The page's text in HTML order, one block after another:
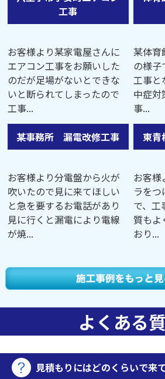
工事
お客様より某家電屋さんに
エアコン工事をお願いした
のだが足場がないとできな
いと断られてしまったので
工事...
某体育
の様
工事と
中症対
事...
某事務所 漏電改修工事
お客様より分電盤から火が
吹いたので見に来てほしい
と急を要するお電話があり
見に行くと漏電により電線
が焼...
東
お客様
ラをつ
で、工
質もよ
おり...
よくある
見積もりにはどのくらいで来